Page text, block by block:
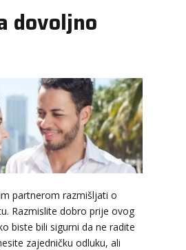
dovoljno
partnerom razmišljati o
Razmislite dobro prije ovog
biste bili sigurni da ne radite
zajedničku odluku, ali